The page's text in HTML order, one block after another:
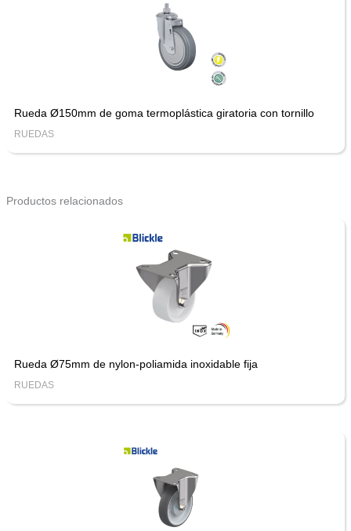
Rueda Ø150mm de goma termoplástica giratoria con tornillo
RUEDAS
Productos relacionados
Rueda Ø75mm de nylon-poliamida inoxidable fija
RUEDAS